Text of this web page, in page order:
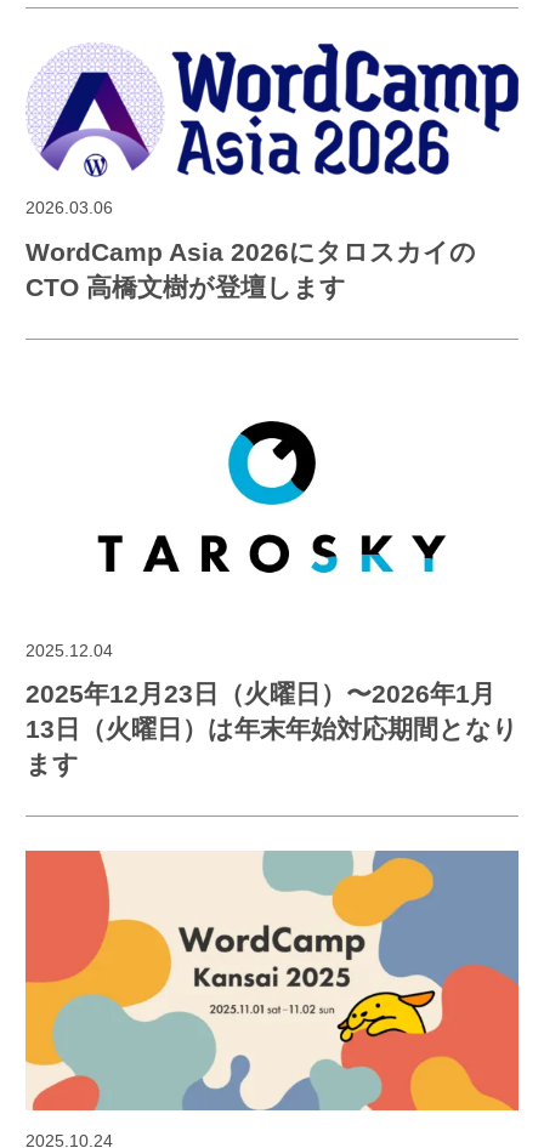
2026.03.06
WordCamp Asia 2026にタロスカイの
CTO 高橋文樹が登壇します
2025.12.04
2025年12月23日（火曜日）〜2026年1月
13日（火曜日）は年末年始対応期間となり
ます
2025.10.24